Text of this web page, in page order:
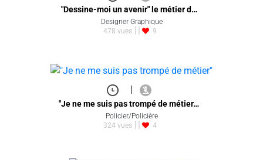
"Dessine-moi un avenir" le métier d…
Designer Graphique
478 vues
9
|
"Je ne me suis pas trompé de métier…
Policier/Policière
324 vues
4